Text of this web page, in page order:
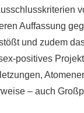
Auffassung
und zudem
positives
– auch